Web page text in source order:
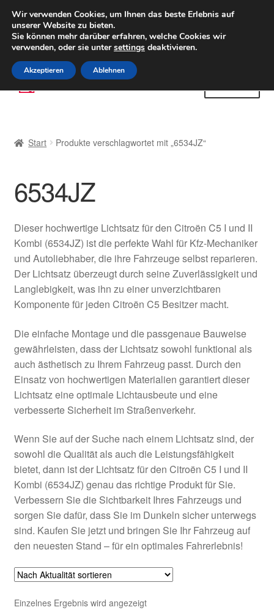
LIEFERUNG ab 6 EUR
Weltweiter Versand
(800) 500 564Mo-Fr 9-16 Uhr
Zur
Navigation
Zum
Inhalt
AGB
Beschwerden
Datenschutz-Bestimmungen
Impressum
Kasse
Kontakt
Lieferung
Mein Konto
Über uns
Warenkorb
Weltweiter Versand
Zahlungen
Start Produkte verschlagwortet mit „6534JZ“
6534JZ
Dieser hochwertige Lichtsatz für den Citroën C5 I und II
Kombi (6534JZ) ist die perfekte Wahl für Kfz-Mechaniker
und Autoliebhaber, die ihre Fahrzeuge selbst reparieren.
Der Lichtsatz überzeugt durch seine Zuverlässigkeit und
Langlebigkeit, was ihn zu einer unverzichtbaren
Komponente für jeden Citroën C5 Besitzer macht.
Die einfache Montage und die passgenaue Bauweise
gewährleisten, dass der Lichtsatz sowohl funktional als
auch ästhetisch zu Ihrem Fahrzeug passt. Durch den
Einsatz von hochwertigen Materialien garantiert dieser
Lichtsatz eine optimale Lichtausbeute und eine
verbesserte Sicherheit im Straßenverkehr.
Wenn Sie auf der Suche nach einem Lichtsatz sind, der
sowohl die Qualität als auch die Leistungsfähigkeit
bietet, dann ist der Lichtsatz für den Citroën C5 I und II
Kombi (6534JZ) genau das richtige Produkt für Sie.
Verbessern Sie die Sichtbarkeit Ihres Fahrzeugs und
sorgen Sie dafür, dass Sie im Dunkeln sicher unterwegs
sind. Kaufen Sie jetzt und bringen Sie Ihr Fahrzeug auf
den neuesten Stand – für ein optimales Fahrerlebnis!
Einzelnes Ergebnis wird angezeigt
Wir verwenden Cookies, um Ihnen das beste Erlebnis auf
unserer Website zu bieten.
Sie können mehr darüber erfahren, welche Cookies wir
verwenden, oder sie untersettings deaktivieren.
Akzeptieren Ablehnen